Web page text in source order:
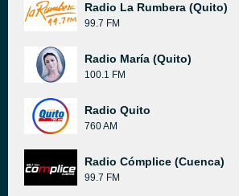
Radio La Rumbera (Quito)
99.7 FM
Radio María (Quito)
100.1 FM
Radio Quito
760 AM
Radio Cómplice (Cuenca)
99.7 FM